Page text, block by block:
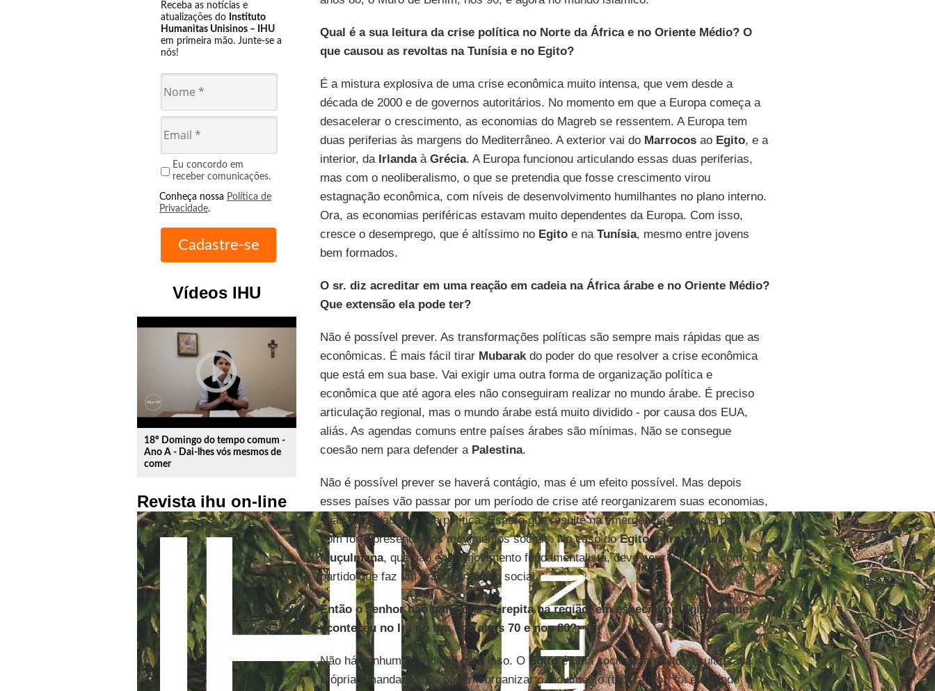
Receba as notícias e
atualizações do Instituto
Humanitas Unisinos – IHU
em primeira mão. Junte-se a
nós!
Eu concordo em
receber comunicações.
Conheça nossa Política de
Privacidade.
Vídeos IHU
play_circle_outline
18º Domingo do tempo comum -
Ano A - Dai-lhes vós mesmos de
comer
Revista ihu on-line
Qual é a sua leitura da crise política no Norte da África e no Oriente Médio? O
que causou as revoltas na Tunísia e no Egito?
É a mistura explosiva de uma crise econômica muito intensa, que vem desde a
década de 2000 e de governos autoritários. No momento em que a Europa começa a
desacelerar o crescimento, as economias do Magreb se ressentem. A Europa tem
duas periferias às margens do Mediterrâneo. A exterior vai do Marrocosao Egito, e a
interior, da Irlandaà Grécia. A Europa funcionou articulando essas duas periferias,
mas com o neoliberalismo, o que se pretendia que fosse crescimento virou
estagnação econômica, com níveis de desenvolvimento humilhantes no plano interno.
Ora, as economias periféricas estavam muito dependentes da Europa. Com isso,
cresce o desemprego, que é altíssimo no Egitoe na Tunísia, mesmo entre jovens
bem formados.
O sr. diz acreditar em uma reação em cadeia na África árabe e no Oriente Médio?
Que extensão ela pode ter?
Não é possível prever. As transformações políticas são sempre mais rápidas que as
econômicas. É mais fácil tirar Mubarakdo poder do que resolver a crise econômica
que está em sua base. Vai exigir uma outra forma de organização política e
econômica que até agora eles não conseguiram realizar no mundo árabe. É preciso
articulação regional, mas o mundo árabe está muito dividido - por causa dos EUA,
aliás. As agendas comuns entre países árabes são mínimas. Não se consegue
coesão nem para defender a Palestina.
Não é possível prever se haverá contágio, mas é um efeito possível. Mas depois
esses países vão passar por um período de crise até reorganizarem suas economias,
suas sociedades e sua política. Espero que resulte na emergência de novos partidos,
com forte presença dos movimentos sociais. No caso doEgito, aIrmandade
Muçulmana, que não é um movimento fundamentalista, deve ser respeitada como um
partido que faz um grande trabalho social.
Então o senhor não teme que se repita na região, em especial no Egito, o que
aconteceu no Irã no fim dos anos 70 e nos 80?
Não há nenhuma condição para isso. O Egitoé uma sociedade muito secularizada. A
própria irmandade, que poderia organizar o movimento (teocrático), foi evoluindo